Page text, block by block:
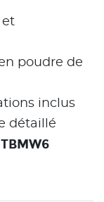
et
poudre de
inclus
détaillé